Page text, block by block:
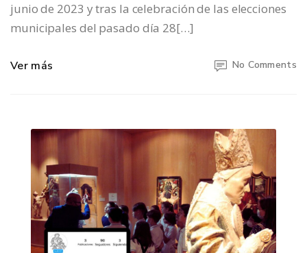
junio de 2023 y tras la celebración de las elecciones
municipales del pasado día 28[…]
Ver más No Comments